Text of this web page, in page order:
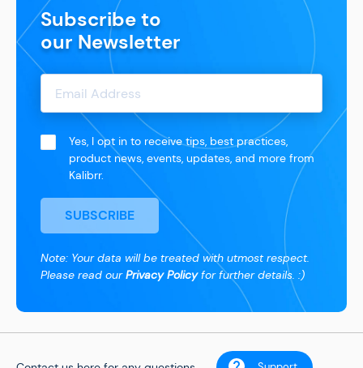
Subscribe to
our Newsletter
Yes, I opt in to receive tips, best practices,
product news, events, updates, and more from
Kalibrr.
SUBSCRIBE
Note: Your data will be treated with utmost respect.
Please read ourPrivacy Policyfor further details. :)